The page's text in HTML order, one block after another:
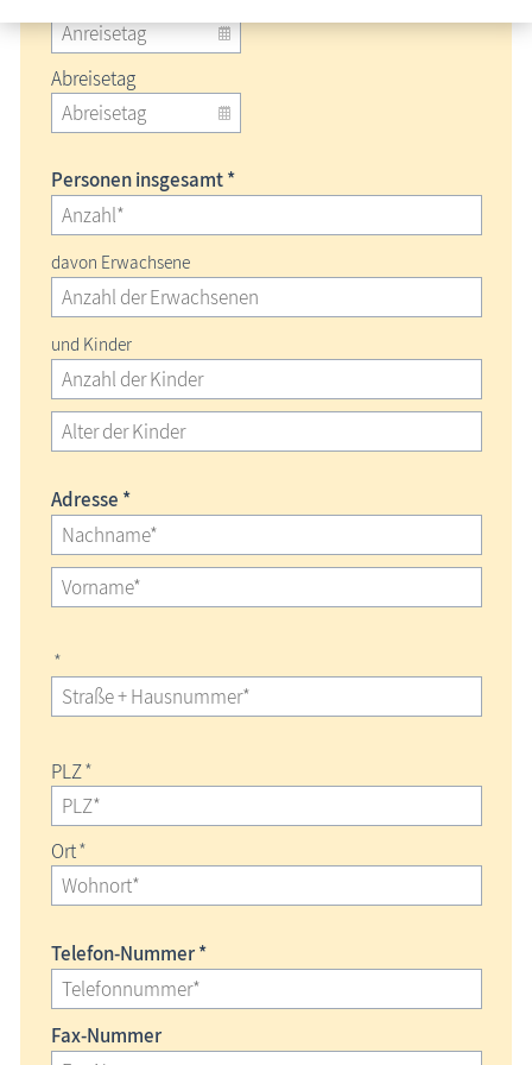
Abreisetag
Personen insgesamt *
davon Erwachsene
und Kinder
Adresse *
*
PLZ*
Ort*
Telefon-Nummer *
Fax-Nummer